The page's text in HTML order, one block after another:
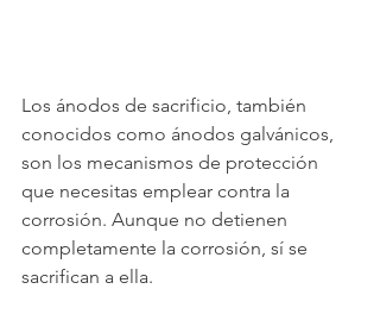
Los ánodos de sacrificio, también
conocidos como ánodos galvánicos,
son los mecanismos de protección
que necesitas emplear contra la
corrosión. Aunque no detienen
completamente la corrosión, sí se
sacrifican a ella.